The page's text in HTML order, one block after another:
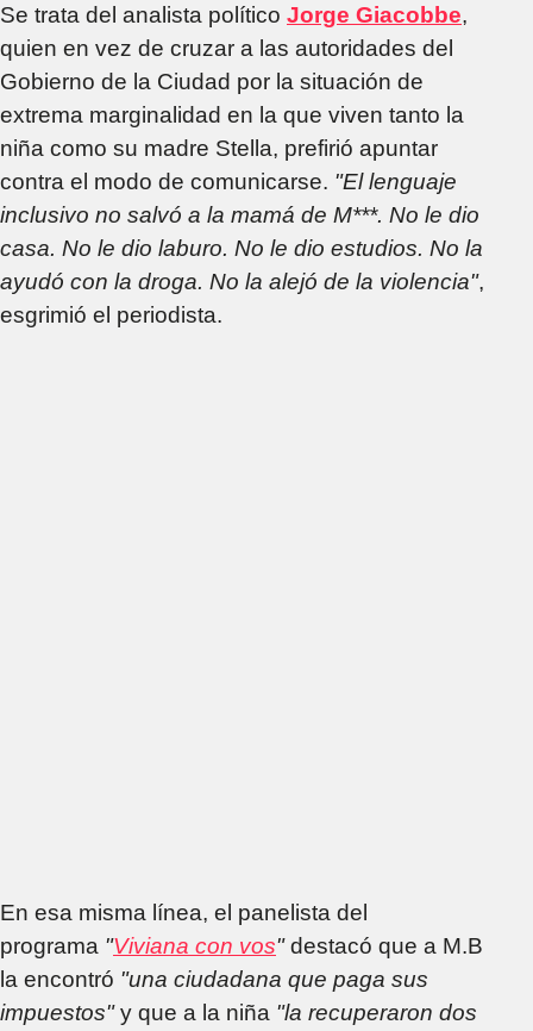
Se trata del analista político Jorge Giacobbe,
quien en vez de cruzar a las autoridades del
Gobierno de la Ciudad por la situación de
extrema marginalidad en la que viven tanto la
niña como su madre Stella, prefirió apuntar
contra el modo de comunicarse. "El lenguaje
inclusivo no salvó a la mamá de M***. No le dio
casa. No le dio laburo. No le dio estudios. No la
ayudó con la droga. No la alejó de la violencia",
esgrimió el periodista.
En esa misma línea, el panelista del
programa "Viviana con vos"destacó que a M.B
la encontró "una ciudadana que paga sus
impuestos"y que a la niña "la recuperaron dos